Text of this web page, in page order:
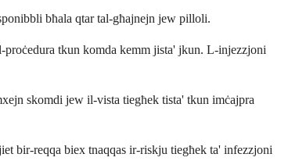
bħala qtar tal-għajnejn jew pilloli.
tkun komda kemm jista' jkun. L-injezzjoni
skomdi jew il-vista tiegħek tista' tkun imċajpra
bir-reqqa biex tnaqqas ir-riskju tiegħek ta' infezzjoni